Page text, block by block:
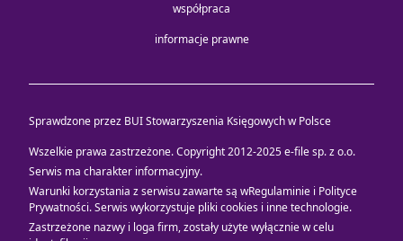
współpraca
informacje prawne
Sprawdzone przez BUI Stowarzyszenia Księgowych w Polsce
Wszelkie prawa zastrzeżone. Copyright 2012-2025e-file sp. z o.o.
Serwis ma charakter informacyjny.
Warunki korzystania z serwisu zawarte są wRegulaminie i Polityce
Prywatności. Serwis wykorzystuje pliki cookies i inne technologie.
Zastrzeżone nazwy i loga firm, zostały użyte wyłącznie w celu